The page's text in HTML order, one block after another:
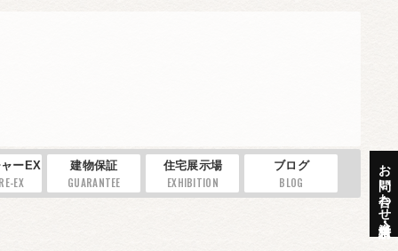
お問い合わせ・資料請求
ーEX
EX
建物保証
GUARANTEE
住宅展示場
EXHIBITION
ブログ
BLOG